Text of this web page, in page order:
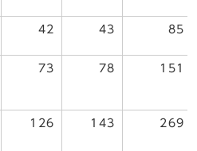
42 43 85
73 78 151
126 143 269